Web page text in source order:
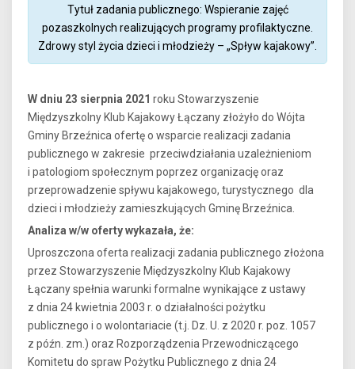
Tytuł zadania publicznego: Wspieranie zajęć
pozaszkolnych realizujących programy profilaktyczne.
Zdrowy styl życia dzieci i młodzieży – „Spływ kajakowy”.
W dniu 23 sierpnia 2021 roku Stowarzyszenie
Międzyszkolny Klub Kajakowy Łączany złożyło do Wójta
Gminy Brzeźnica ofertę o wsparcie realizacji zadania
publicznego w zakresie przeciwdziałania uzależnieniom
i patologiom społecznym poprzez organizację oraz
przeprowadzenie spływu kajakowego, turystycznego dla
dzieci i młodzieży zamieszkujących Gminę Brzeźnica.
Analiza w/w oferty wykazała, że:
Uproszczona oferta realizacji zadania publicznego złożona
przez Stowarzyszenie Międzyszkolny Klub Kajakowy
Łączany spełnia warunki formalne wynikające z ustawy
z dnia 24 kwietnia 2003 r. o działalności pożytku
publicznego i o wolontariacie (t.j. Dz. U. z 2020 r. poz. 1057
z późn. zm.) oraz Rozporządzenia Przewodniczącego
Komitetu do spraw Pożytku Publicznego z dnia 24